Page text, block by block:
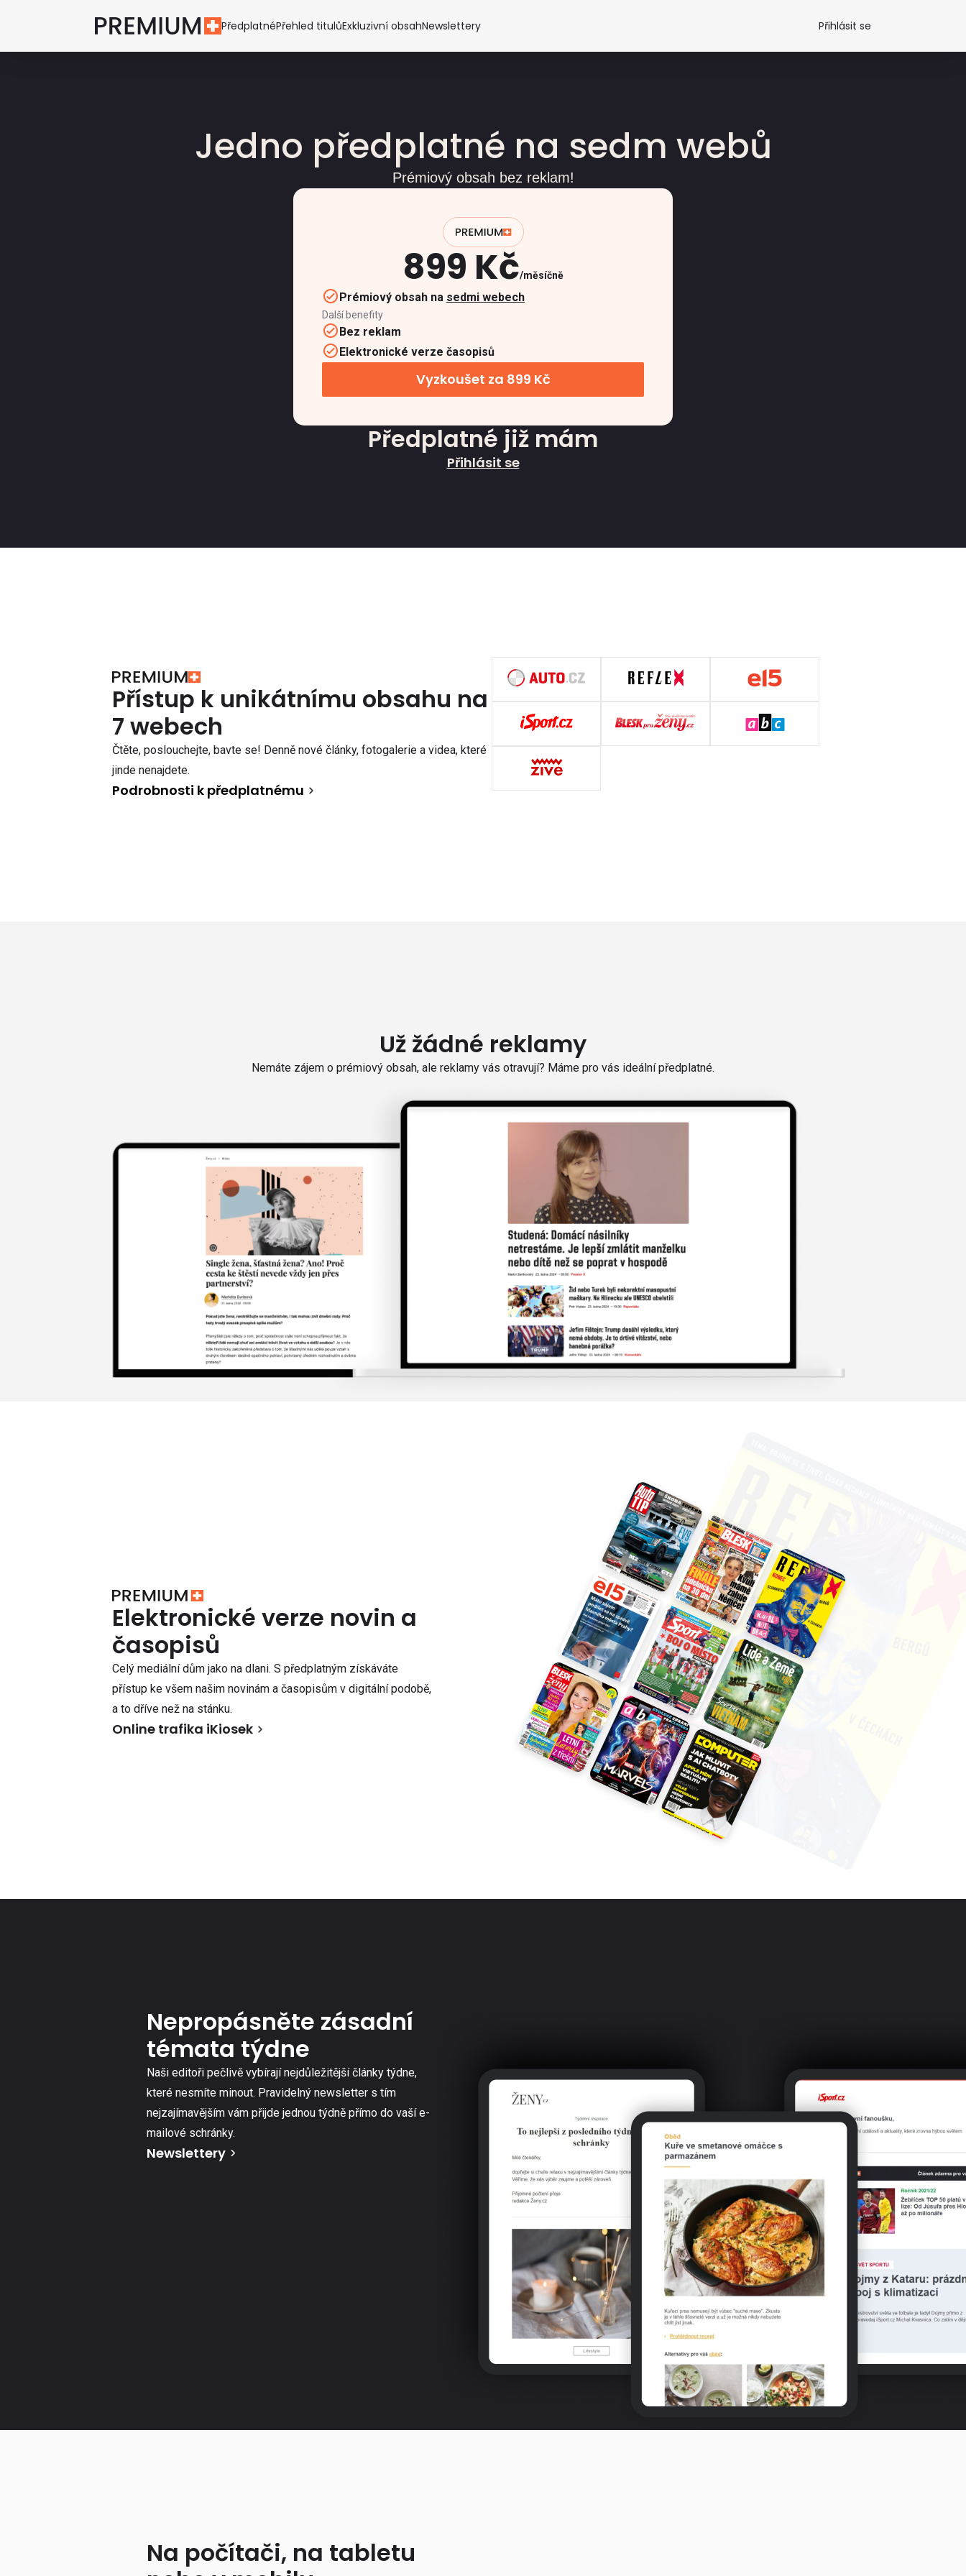
PředplatnéPřehled titulůExkluzivní obsahNewslettery Přihlásit se
Jedno předplatné na sedm webů
Prémiový obsah bez reklam!
899 Kč měsíčně
Prémiový obsah na sedmi webech
Další benefity
Bez reklam
Elektronické verze časopisů
Vyzkoušet za 899 Kč
Předplatné již mám
Přihlásit se
Přístup k unikátnímu obsahu na
7 webech
Čtěte, poslouchejte, bavte se! Denně nové články, fotogalerie a videa, které
jinde nenajdete.
Podrobnosti k předplatnému
Už žádné reklamy
Nemáte zájem o prémiový obsah, ale reklamy vás otravují? Máme pro vás ideální předplatné.
Elektronické verze novin a
časopisů
Celý mediální dům jako na dlani. S předplatným získáváte
přístup ke všem našim novinám a časopisům v digitální podobě,
a to dříve než na stánku.
Online trafika iKiosek
Nepropásněte zásadní
témata týdne
Naši editoři pečlivě vybírají nejdůležitější články týdne,
které nesmíte minout. Pravidelný newsletter s tím
nejzajímavějším vám přijde jednou týdně přímo do vaší e-
mailové schránky.
Newslettery
Na počítači, na tabletu